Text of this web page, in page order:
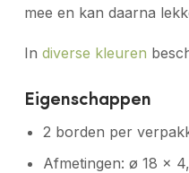
mee en kan daarna
In diverse kleuren
Eigenschappen
2 borden per
Afmetingen: ø 18 x